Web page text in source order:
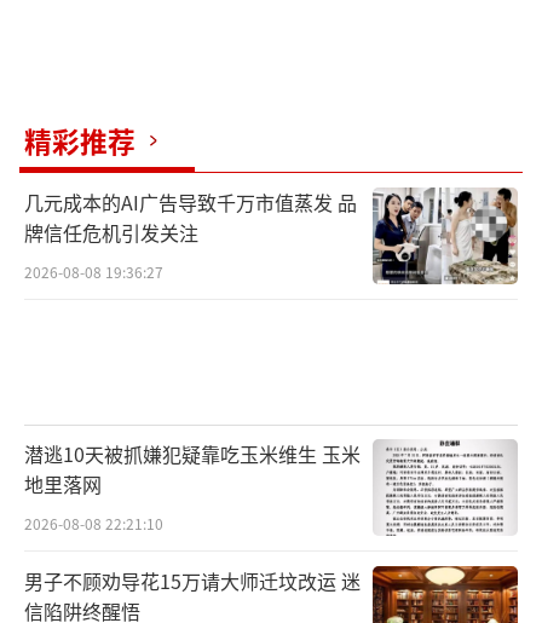
精彩推荐
几元成本的AI广告导致千万市值蒸发 品
牌信任危机引发关注
2026-08-08 19:36:27
潜逃10天被抓嫌犯疑靠吃玉米维生 玉米
地里落网
2026-08-08 22:21:10
男子不顾劝导花15万请大师迁坟改运 迷
信陷阱终醒悟